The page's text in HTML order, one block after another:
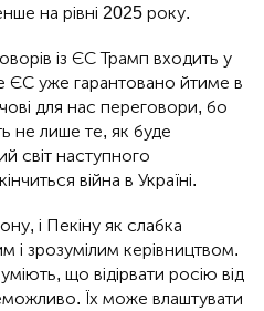
на рівні 2025 року.
із ЄС Трамп входить у
ЄС уже гарантовано йтиме в
для нас переговори, бо
не лише те, як буде
світ наступного
війна в Україні.
і Пекіну як слабка
і зрозумілим керівництвом.
що відірвати росію від
Їх може влаштувати